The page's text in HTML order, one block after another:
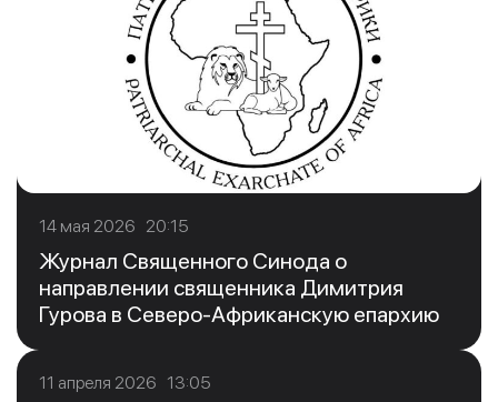
14 мая 2026 20:15
Журнал Священного Синода о
направлении священника Димитрия
Гурова в Северо-Африканскую епархию
11 апреля 2026 13:05